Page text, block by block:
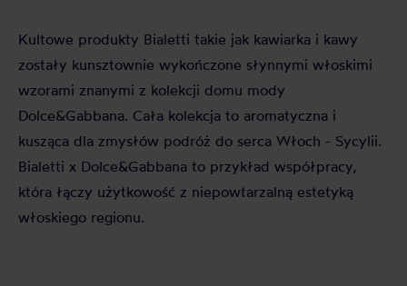
Kultowe produkty Bialetti takie jak kawiarka i kawy
zostały kunsztownie wykończone słynnymi włoskimi
wzorami znanymi z kolekcji domu mody
Dolce&Gabbana. Cała kolekcja to aromatyczna i
kusząca dla zmysłów podróż do serca Włoch - Sycylii.
Bialetti x Dolce&Gabbana to przykład współpracy,
która łączy użytkowość z niepowtarzalną estetyką
włoskiego regionu.